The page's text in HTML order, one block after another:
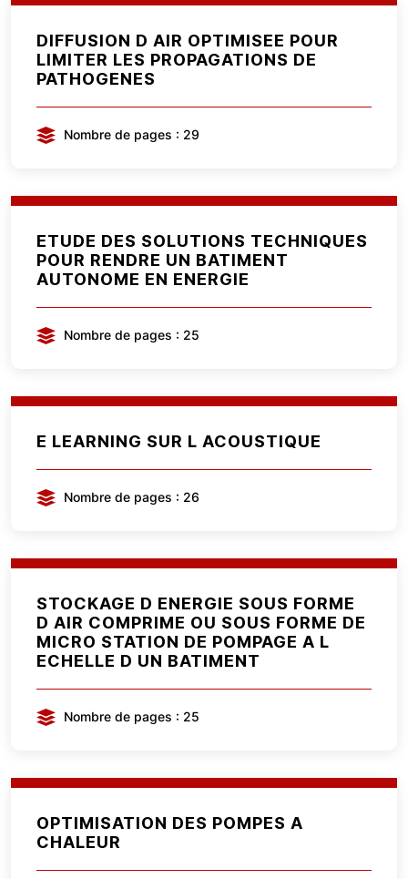
DIFFUSION D AIR OPTIMISEE POUR
LIMITER LES PROPAGATIONS DE
PATHOGENES
Nombre de pages : 29
ETUDE DES SOLUTIONS TECHNIQUES
POUR RENDRE UN BATIMENT
AUTONOME EN ENERGIE
Nombre de pages : 25
E LEARNING SUR L ACOUSTIQUE
Nombre de pages : 26
STOCKAGE D ENERGIE SOUS FORME
D AIR COMPRIME OU SOUS FORME DE
MICRO STATION DE POMPAGE A L
ECHELLE D UN BATIMENT
Nombre de pages : 25
OPTIMISATION DES POMPES A
CHALEUR